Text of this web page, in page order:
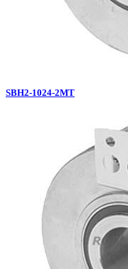
SBH2-1024-2MT